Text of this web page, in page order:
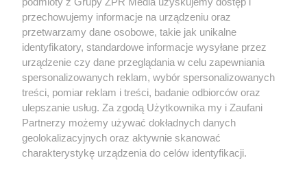
Polsce nosi je zaledwie 3
kobiety
przechowujemy informacje na urządzeniu oraz
przetwarzamy dane osobowe, takie jak unikalne
identyfikatory, standardowe informacje wysyłane przez
urządzenie czy dane przeglądania w celu zapewniania
spersonalizowanych reklam, wybór spersonalizowanych
treści, pomiar reklam i treści, badanie odbiorców oraz
ulepszanie usług. Za zgodą Użytkownika my i Zaufani
Partnerzy możemy używać dokładnych danych
geolokalizacyjnych oraz aktywnie skanować
charakterystykę urządzenia do celów identyfikacji.